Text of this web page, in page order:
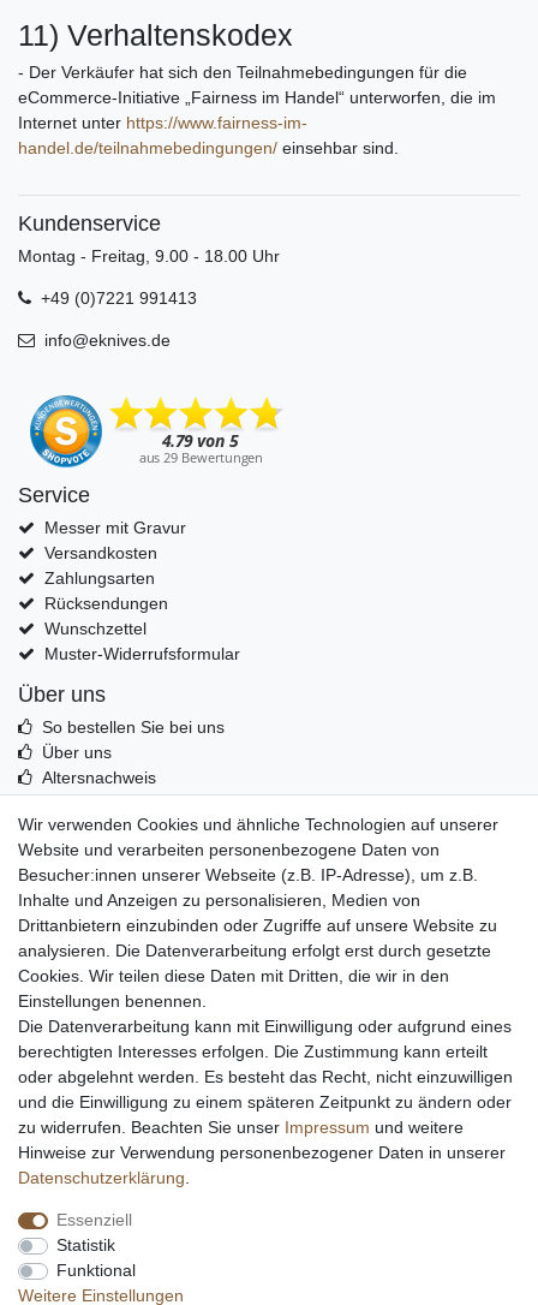
11) Verhaltenskodex
- Der Verkäufer hat sich den Teilnahmebedingungen für die
eCommerce-Initiative „Fairness im Handel“ unterworfen, die im
Internet unter https://www.fairness-im-
handel.de/teilnahmebedingungen/ einsehbar sind.
Kundenservice
Montag - Freitag, 9.00 - 18.00 Uhr
+49 (0)7221 991413
info@eknives.de
Service
Messer mit Gravur
Versandkosten
Zahlungsarten
Rücksendungen
Wunschzettel
Muster-Widerrufsformular
Über uns
So bestellen Sie bei uns
Über uns
Altersnachweis
Echtheit von Kundenbewertungen
Messer Info Forum
Messer schärfen
Messerhersteller
Stahltabelle
Stahlarten
Rockwell Härte
Messerarten
Klingenformen
Holzarten
Impressum Daten­schutz­erklärung AGB
Widerrufs­recht
Wir verwenden Cookies und ähnliche Technologien auf unserer
Website und verarbeiten personenbezogene Daten von
Besucher:innen unserer Webseite (z.B. IP-Adresse), um z.B.
Inhalte und Anzeigen zu personalisieren, Medien von
Drittanbietern einzubinden oder Zugriffe auf unsere Website zu
analysieren. Die Datenverarbeitung erfolgt erst durch gesetzte
Cookies. Wir teilen diese Daten mit Dritten, die wir in den
Einstellungen benennen.
Die Datenverarbeitung kann mit Einwilligung oder aufgrund eines
berechtigten Interesses erfolgen. Die Zustimmung kann erteilt
oder abgelehnt werden. Es besteht das Recht, nicht einzuwilligen
und die Einwilligung zu einem späteren Zeitpunkt zu ändern oder
zu widerrufen. Beachten Sie unser Impressum und weitere
Hinweise zur Verwendung personenbezogener Daten in unserer
Daten­schutz­erklärung
Essenziell
Statistik
Funktional
Weitere Einstellungen